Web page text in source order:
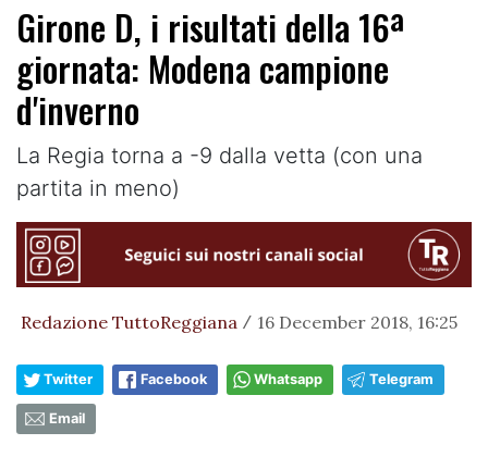
Girone D, i risultati della 16ª
giornata: Modena campione
d'inverno
La Regia torna a -9 dalla vetta (con una
partita in meno)
Redazione TuttoReggiana / 16 December 2018, 16:25
Twitter Facebook Whatsapp Telegram
Email